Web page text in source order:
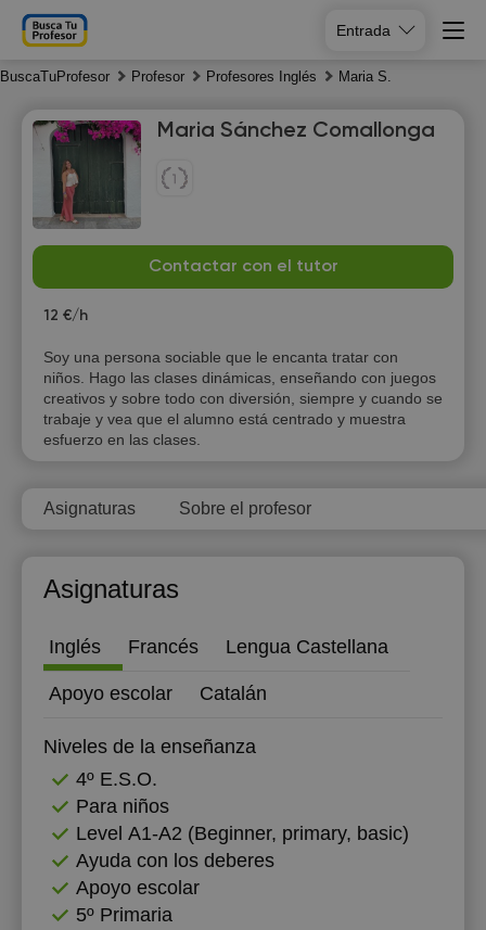
Entrada
BuscaTuProfesor Profesor Profesores Inglés Maria S.
Maria Sánchez Comallonga
Contactar con el tutor
12 €/h
Soy una persona sociable que le encanta tratar con
niños. Hago las clases dinámicas, enseñando con juegos
creativos y sobre todo con diversión, siempre y cuando se
trabaje y vea que el alumno está centrado y muestra
esfuerzo en las clases.
Asignaturas Sobre el profesor
Asignaturas
Inglés Francés Lengua Castellana
Apoyo escolar Catalán
Niveles de la enseñanza
4º E.S.O.
Para niños
Level А1-А2 (Beginner, primary, basic)
Ayuda con los deberes
Apoyo escolar
5º Primaria
6
Fr
7
Sa
8
9
15:00
15:30
16:00
17:00
18:00
18:30
10:00
10:30
12:00
10:00
10:30